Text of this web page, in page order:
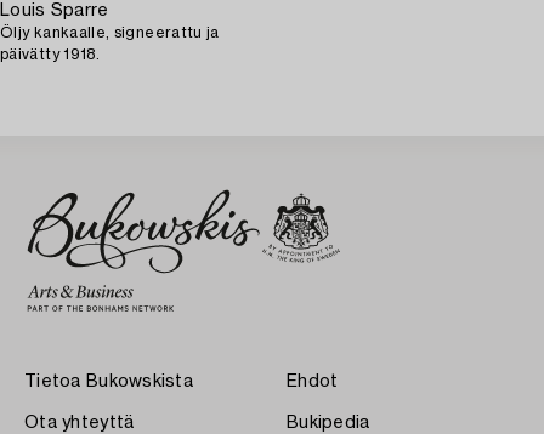
Louis Sparre
Öljy kankaalle, signeerattu ja
päivätty 1918.
Tietoa Bukowskista
Ota yhteyttä
Ehdot
Bukipedia